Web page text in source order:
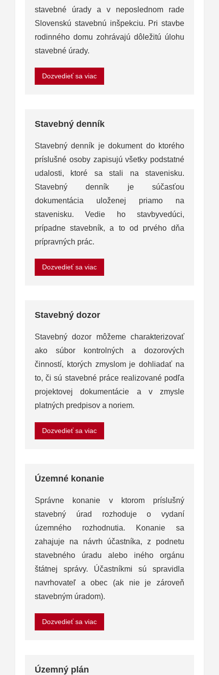
stavebné úrady a v neposlednom rade
Slovenskú stavebnú inšpekciu. Pri stavbe
rodinného domu zohrávajú dôležitú úlohu
stavebné úrady.
Dozvedieť sa viac
Stavebný denník
Stavebný denník je dokument do ktorého
príslušné osoby zapisujú všetky podstatné
udalosti, ktoré sa stali na stavenisku.
Stavebný denník je súčasťou
dokumentácia uloženej priamo na
stavenisku. Vedie ho stavbyvedúci,
prípadne stavebník, a to od prvého dňa
prípravných prác.
Dozvedieť sa viac
Stavebný dozor
Stavebný dozor môžeme charakterizovať
ako súbor kontrolných a dozorových
činností, ktorých zmyslom je dohliadať na
to, či sú stavebné práce realizované podľa
projektovej dokumentácie a v zmysle
platných predpisov a noriem.
Dozvedieť sa viac
Územné konanie
Správne konanie v ktorom príslušný
stavebný úrad rozhoduje o vydaní
územného rozhodnutia. Konanie sa
zahajuje na návrh účastníka, z podnetu
stavebného úradu alebo iného orgánu
štátnej správy. Účastníkmi sú spravidla
navrhovateľ a obec (ak nie je zároveň
stavebným úradom).
Dozvedieť sa viac
Územný plán